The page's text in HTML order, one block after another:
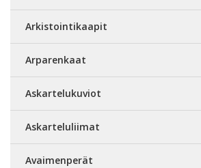
Arkistointikaapit
Arparenkaat
Askartelukuviot
Askarteluliimat
Avaimenperät